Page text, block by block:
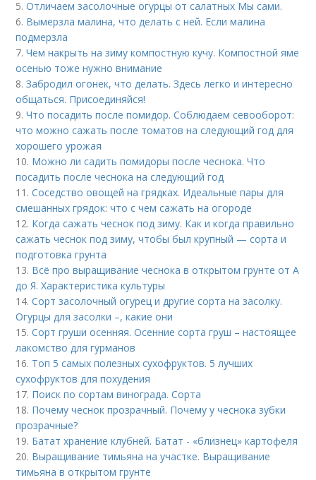
5.Отличаем засолочные огурцы от салатных Мы сами.
6. Вымерзла малина, что делать с ней. Если малина
подмерзла
7.Чем накрыть на зиму компостную кучу. Компостной яме
осенью тоже нужно внимание
8.Забродил огонек, что делать. Здесь легко и интересно
общаться. Присоединяйся!
9.Что посадить после помидор. Соблюдаем севооборот:
что можно сажать после томатов на следующий год для
хорошего урожая
10. Можно ли садить помидоры после чеснока. Что
посадить после чеснока на следующий год
11.Соседство овощей на грядках. Идеальные пары для
смешанных грядок: что с чем сажать на огороде
12. Когда сажать чеснок под зиму. Как и когда правильно
сажать чеснок под зиму, чтобы был крупный — сорта и
подготовка грунта
13. Всё про выращивание чеснока в открытом грунте от А
до Я. Характеристика культуры
14.Сорт засолочный огурец и другие сорта на засолку.
Огурцы для засолки –, какие они
15.Сорт груши осенняя. Осенние сорта груш – настоящее
лакомство для гурманов
16. Топ 5 самых полезных сухофруктов. 5 лучших
сухофруктов для похудения
17. Поиск по сортам винограда. Сорта
18. Почему чеснок прозрачный. Почему у чеснока зубки
прозрачные?
19. Батат хранение клубней. Батат - «близнец» картофеля
20. Выращивание тимьяна на участке. Выращивание
тимьяна в открытом грунте